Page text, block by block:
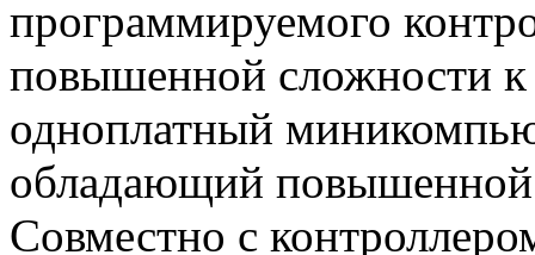
программируемого
повышенной сложности к
одноплатный
обладающий
Совместно с